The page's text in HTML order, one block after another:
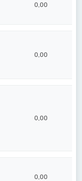
0,00
0,00
0,00
0,00